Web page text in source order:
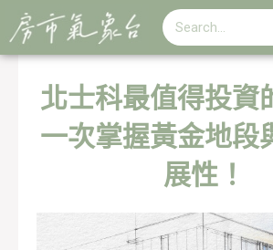
搜
尋
北士科最值得投資
一次掌握黃金地段
展性！